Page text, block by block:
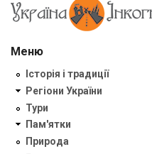
Меню
Історія і традиції
Регіони України
Тури
Пам'ятки
Природа